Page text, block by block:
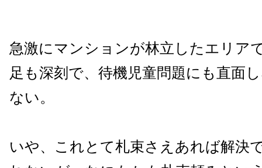
急激にマンションが林立したエリア
足も深刻で、待機児童問題にも直面
ない。
いや、これとて札束さえあれば解決